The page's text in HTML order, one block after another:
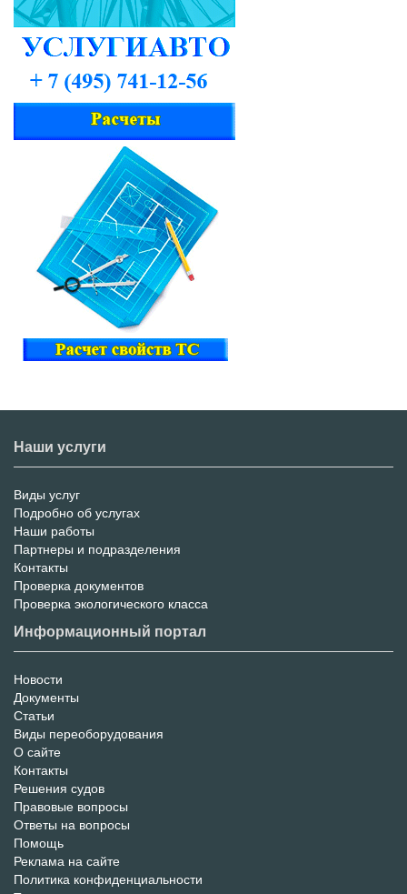
Наши услуги
Меню
услуг
Виды услуг
Подробно об услугах
Наши работы
Партнеры и подразделения
Контакты
Проверка документов
Проверка экологического класса
Информационный портал
Информационный
Портал
Новости
Документы
Статьи
Виды переоборудования
О сайте
Контакты
Решения судов
Правовые вопросы
Ответы на вопросы
Помощь
Реклама на сайте
Политика конфиденциальности